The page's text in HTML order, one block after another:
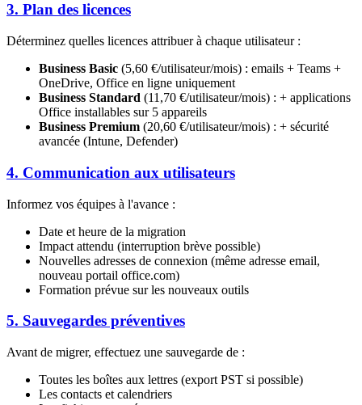
3. Plan des licences
Déterminez quelles licences attribuer à chaque utilisateur :
Business Basic (5,60 €/utilisateur/mois) : emails + Teams +
OneDrive, Office en ligne uniquement
Business Standard (11,70 €/utilisateur/mois) : + applications
Office installables sur 5 appareils
Business Premium (20,60 €/utilisateur/mois) : + sécurité
avancée (Intune, Defender)
4. Communication aux utilisateurs
Informez vos équipes à l'avance :
Date et heure de la migration
Impact attendu (interruption brève possible)
Nouvelles adresses de connexion (même adresse email,
nouveau portail office.com)
Formation prévue sur les nouveaux outils
5. Sauvegardes préventives
Avant de migrer, effectuez une sauvegarde de :
Toutes les boîtes aux lettres (export PST si possible)
Les contacts et calendriers